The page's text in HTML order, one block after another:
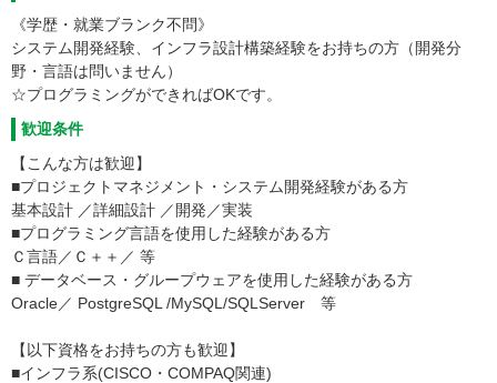
《学歴・就業ブランク不問》
システム開発経験、インフラ設計構築経験をお持ちの方（開発分
野・言語は問いません）
☆プログラミングができればOKです。
歓迎条件
【こんな方は歓迎】
■プロジェクトマネジメント・システム開発経験がある方
基本設計 ／詳細設計 ／開発／実装
■プログラミング言語を使用した経験がある方
Ｃ言語／Ｃ＋＋／ 等
■ データベース・グループウェアを使用した経験がある方
Oracle／ PostgreSQL /MySQL/SQLServer 等
【以下資格をお持ちの方も歓迎】
■インフラ系(CISCO・COMPAQ関連)